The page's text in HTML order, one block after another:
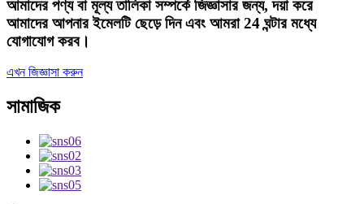
আমাদের পণ্য বা মূল্য তালিকা সম্পর্কে জিজ্ঞাসার জন্য, দয়া করে
আমাদের আপনার ইমেলটি ছেড়ে দিন এবং আমরা 24 ঘন্টার মধ্যে
যোগাযোগ করব।
এখন জিজ্ঞাসা করুন
সামাজিক